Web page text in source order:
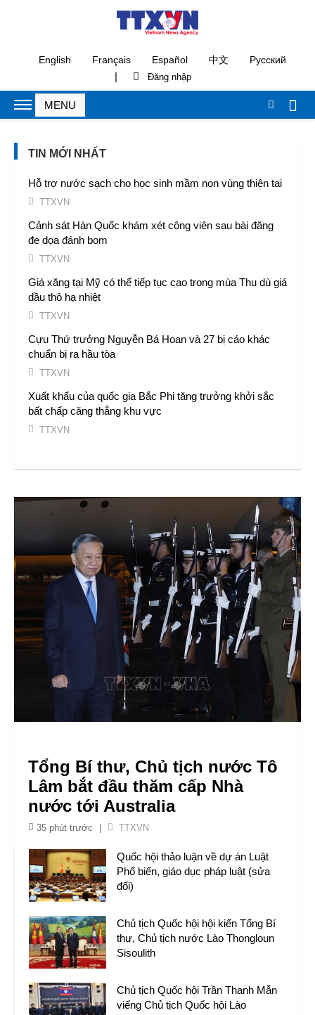
English Français Español 中文 Русский
|
Cựu Thứ trưởng Nguyễn Bá Hoan và 27 bị cáo khác
TTXVN
bất chấp căng thẳng khu vực
TTXVN
TIN MỚI NHẤT
Hỗ trợ nước sạch cho học sinh mầm non vùng thiên tai
TTXVN
Cảnh sát Hàn Quốc khám xét công viên sau bài đăng
đe dọa đánh bom
TTXVN
Giá xăng tại Mỹ có thể tiếp tục cao trong mùa Thu dù giá
dầu thô hạ nhiệt
TTXVN
Cựu Thứ trưởng Nguyễn Bá Hoan và 27 bị cáo khác
chuẩn bị ra hầu tòa
TTXVN
Xuất khẩu của quốc gia Bắc Phi tăng trưởng khởi sắc
bất chấp căng thẳng khu vực
TTXVN
Cảnh sát Hàn Quốc khám xét công viên sau bài đăng
đe dọa đánh bom
TTXVN
Giá xăng tại Mỹ có thể tiếp tục cao trong mùa Thu dù giá
dầu thô hạ nhiệt
TTXVN
Cựu Thứ trưởng Nguyễn Bá Hoan và 27 bị cáo khác
TTXVN
Xuất khẩu của quốc gia Bắc Phi tăng trưởng khởi sắc
bất chấp căng thẳng khu vực
Tổng Bí thư, Chủ tịch nước Tô
Lâm bắt đầu thăm cấp Nhà
nước tới Australia
35 phút trước TTXVN
Quốc hội thảo luận về dự án Luật
Phổ biến, giáo dục pháp luật (sửa
đổi)
Chủ tịch Quốc hội hội kiến Tổng Bí
thư, Chủ tịch nước Lào Thongloun
Sisoulith
Chủ tịch Quốc hội Trần Thanh Mẫn
viếng Chủ tịch Quốc hội Lào